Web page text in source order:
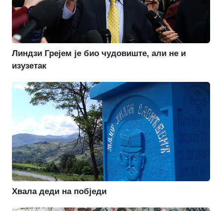
Линдзи Грејем је био чудовиште, али не и
изузетак
Хвала деди на побједи